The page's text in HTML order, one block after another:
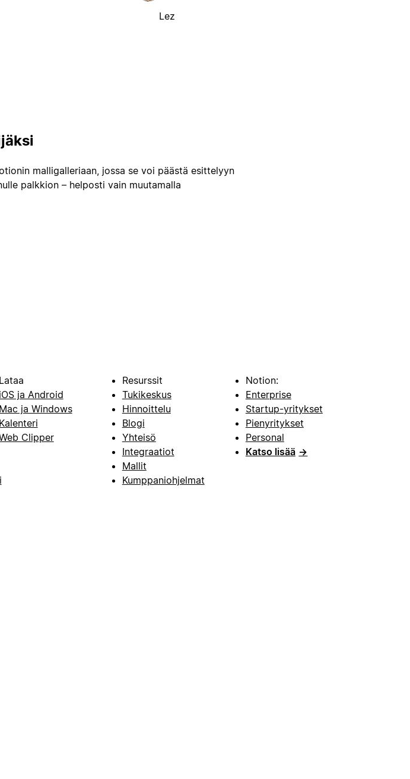
Lez
malligalleriaan, jossa se voi päästä esittelyyn
palkkion – helposti vain muutamalla
Lataa
iOS ja Android
Mac ja Windows
Kalenteri
Clipper
Resurssit
Tukikeskus
Hinnoittelu
Blogi
Yhteisö
Integraatiot
Mallit
Kumppaniohjelmat
Notion:
Enterprise
Startup-yritykset
Pienyritykset
Personal
Katso lisää →